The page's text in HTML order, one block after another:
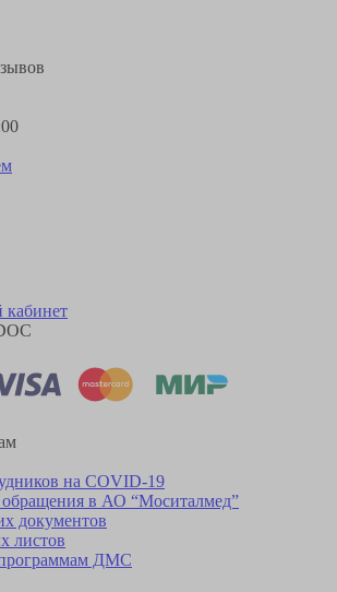
на COVID-19
обращения в АО “Моситалмед”
документов
листов
ДМС